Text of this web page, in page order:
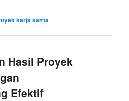
kerja sama
Hasil Proyek
Efektif